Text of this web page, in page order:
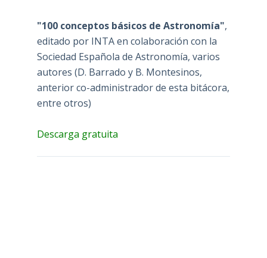
"100 conceptos básicos de Astronomía",
editado por INTA en colaboración con la
Sociedad Española de Astronomía, varios
autores (D. Barrado y B. Montesinos,
anterior co-administrador de esta bitácora,
entre otros)
Descarga gratuita